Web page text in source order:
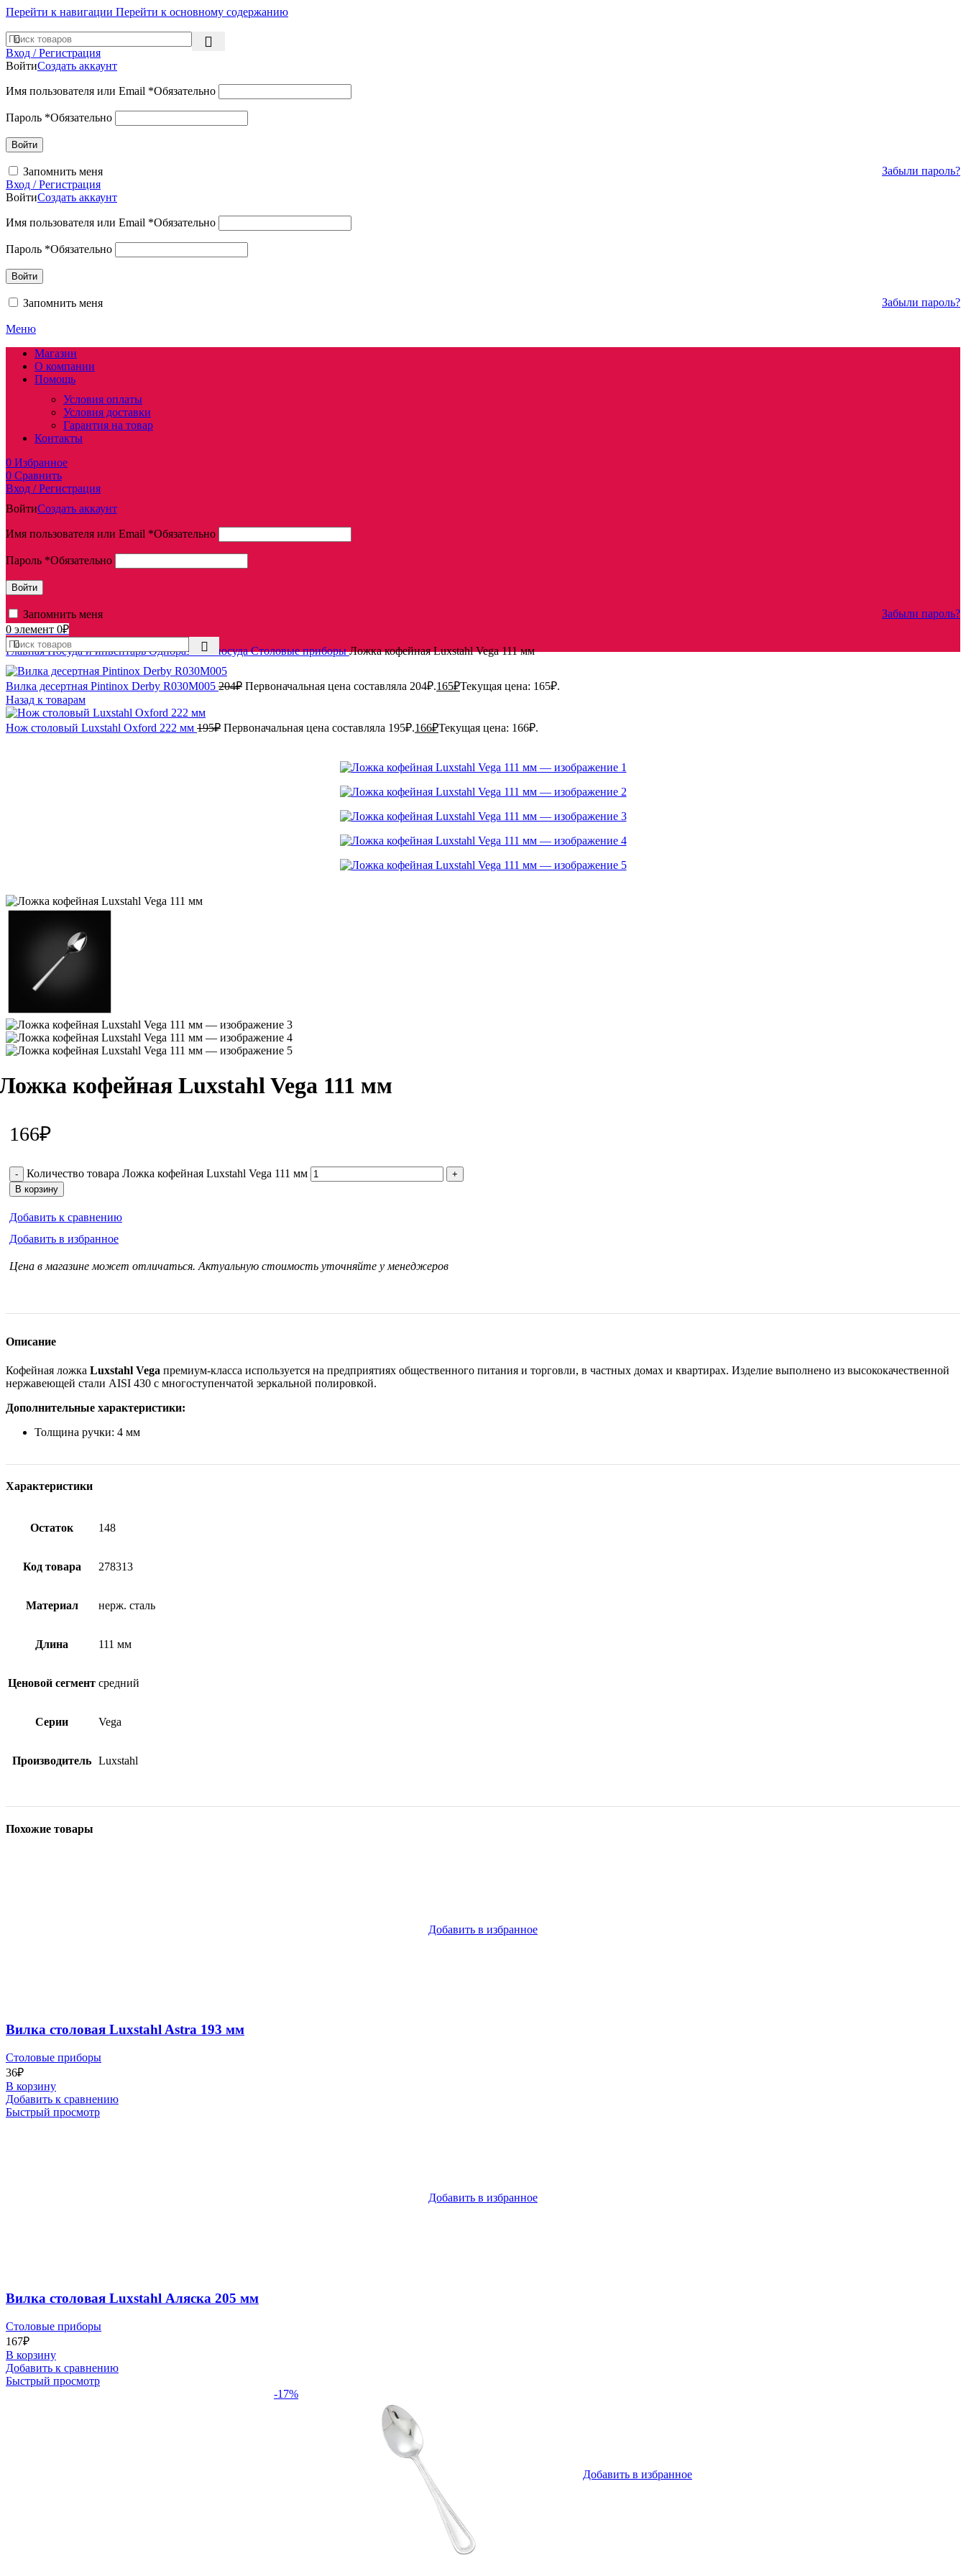
Перейти к навигации Перейти к основному содержанию
Вход / Регистрация
ВойтиСоздать аккаунт
Имя пользователя или Email *Обязательно
Пароль *Обязательно
Войти
Забыли пароль?
Запомнить меня
Вход / Регистрация
ВойтиСоздать аккаунт
Имя пользователя или Email *Обязательно
Пароль *Обязательно
Войти
Забыли пароль?
Запомнить меня
Меню
Магазин
О компании
Помощь
Условия оплаты
Условия доставки
Гарантия на товар
Контакты
0 Избранное
0 Сравнить
Вход / Регистрация
ВойтиСоздать аккаунт
Имя пользователя или Email *Обязательно
Пароль *Обязательно
Войти
Забыли пароль?
Запомнить меня
0 элемент 0₽
ГлавнаяПосуда и инвентарьОдноразовая посудаСтоловые приборыЛожка кофейная Luxstahl Vega 111 мм
Вилка десертная Pintinox Derby R030M005 204₽ Первоначальная цена составляла 204₽.165₽Текущая цена: 165₽.
Назад к товарам
Нож столовый Luxstahl Oxford 222 мм 195₽ Первоначальная цена составляла 195₽.166₽Текущая цена: 166₽.
кофейная Luxstahl Vega 111 мм
166₽
Количество товара Ложка кофейная Luxstahl Vega 111 мм
В корзину
Добавить к сравнению
Добавить в избранное
Цена в магазине может отличаться. Актуальную стоимость уточняйте у менеджеров
Описание
Кофейная ложка Luxstahl Vega премиум-класса используется на предприятиях общественного питания и торговли, в частных домах и квартирах. Изделие выполнено из высококачественной
нержавеющей стали AISI 430 с многоступенчатой зеркальной полировкой.
Дополнительные характеристики:
Толщина ручки: 4 мм
Характеристики
Остаток 148
Код товара 278313
Материал нерж. сталь
Длина 111 мм
Ценовой сегмент средний
Серии Vega
Производитель Luxstahl
Похожие товары
Добавить в избранное
Вилка столовая Luxstahl Astra 193 мм
Столовые приборы
36₽
В корзину
Добавить к сравнению
Быстрый просмотр
Добавить в избранное
Вилка столовая Luxstahl Аляска 205 мм
Столовые приборы
167₽
В корзину
Добавить к сравнению
Быстрый просмотр
-17%
Добавить в избранное